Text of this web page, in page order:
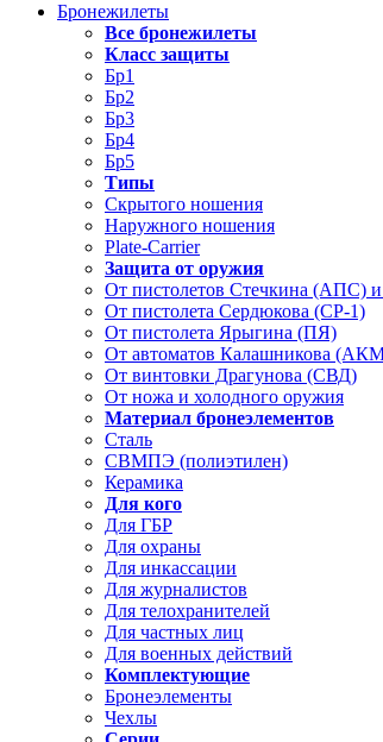
Бронежилеты
Все бронежилеты
Класс защиты
Бр1
Бр2
Бр3
Бр4
Бр5
Типы
Скрытого ношения
Наружного ношения
Plate-Carrier
Защита от оружия
От пистолетов Стечкина (АПС)
От пистолета Сердюкова (СР-1)
От пистолета Ярыгина (ПЯ)
От автоматов Калашникова
От винтовки Драгунова (СВД)
От ножа и холодного оружия
Материал бронеэлементов
Сталь
СВМПЭ (полиэтилен)
Керамика
Для кого
Для ГБР
Для охраны
Для инкассации
Для журналистов
Для телохранителей
Для частных лиц
Для военных действий
Комплектующие
Бронеэлементы
Чехлы